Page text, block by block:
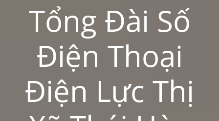
Tổng Đài Số
Điện Thoại
Điện Lực Thị